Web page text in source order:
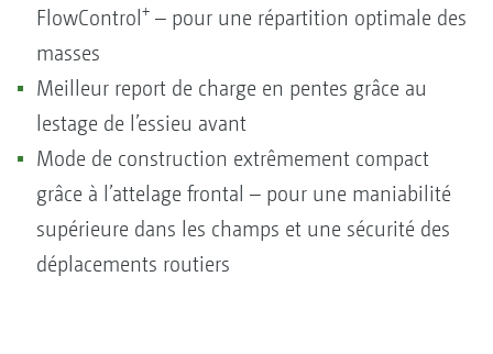
FlowControl + – pour une répartition optimale des
masses
Meilleur report de charge en pentes grâce au
lestage de l’essieu avant
Mode de construction extrêmement compact
grâce à l’attelage frontal – pour une maniabilité
supérieure dans les champs et une sécurité des
déplacements routiers